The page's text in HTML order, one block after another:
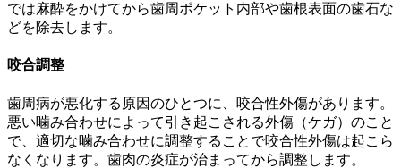
では麻酔をかけてから歯周ポケット内部や歯根表面の歯石な
どを除去します。
咬合調整
歯周病が悪化する原因のひとつに、咬合性外傷があります。
悪い噛み合わせによって引き起こされる外傷（ケガ）のこと
で、適切な噛み合わせに調整することで咬合性外傷は起こら
なくなります。歯肉の炎症が治まってから調整します。